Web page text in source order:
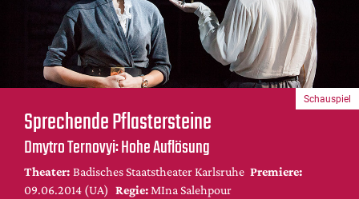
Tanz
Crossover
Bühnenwelt
Festivals & Veranstaltungen
Menschen & Theater
Themen
Internationales
Nachrufe
Sprechende Pflastersteine
Dmytro Ternovyi: Hohe Auflösung
Theater: Badisches Staatstheater Karlsruhe Premiere:
09.06.2014 (UA) Regie: MIna Salehpour
Schauspiel